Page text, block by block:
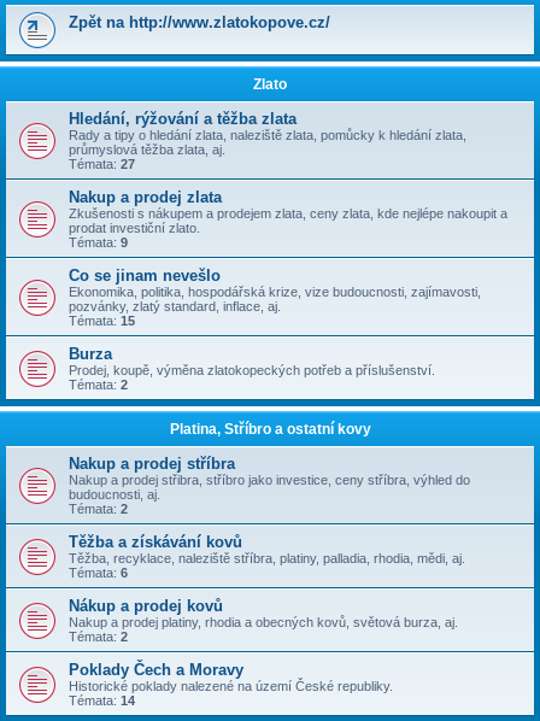
Zpět na http://www.zlatokopove.cz/
Zlato
Hledání, rýžování a těžba zlata
Rady a tipy o hledání zlata, naleziště zlata, pomůcky k hledání zlata,
průmyslová těžba zlata, aj.
Témata: 27
Nakup a prodej zlata
Zkušenosti s nákupem a prodejem zlata, ceny zlata, kde nejlépe nakoupit a
prodat investiční zlato.
Témata: 9
Co se jinam nevešlo
Ekonomika, politika, hospodářská krize, vize budoucnosti, zajímavosti,
pozvánky, zlatý standard, inflace, aj.
Témata: 15
Burza
Prodej, koupě, výměna zlatokopeckých potřeb a příslušenství.
Témata: 2
Platina, Stříbro a ostatní kovy
Nakup a prodej stříbra
Nakup a prodej střibra, stříbro jako investice, ceny stříbra, výhled do
budoucnosti, aj.
Témata: 2
Těžba a získávání kovů
Těžba, recyklace, naleziště stříbra, platiny, palladia, rhodia, mědi, aj.
Témata: 6
Nákup a prodej kovů
Nakup a prodej platiny, rhodia a obecných kovů, světová burza, aj.
Témata: 2
Poklady Čech a Moravy
Historické poklady nalezené na území České republiky.
Témata: 14